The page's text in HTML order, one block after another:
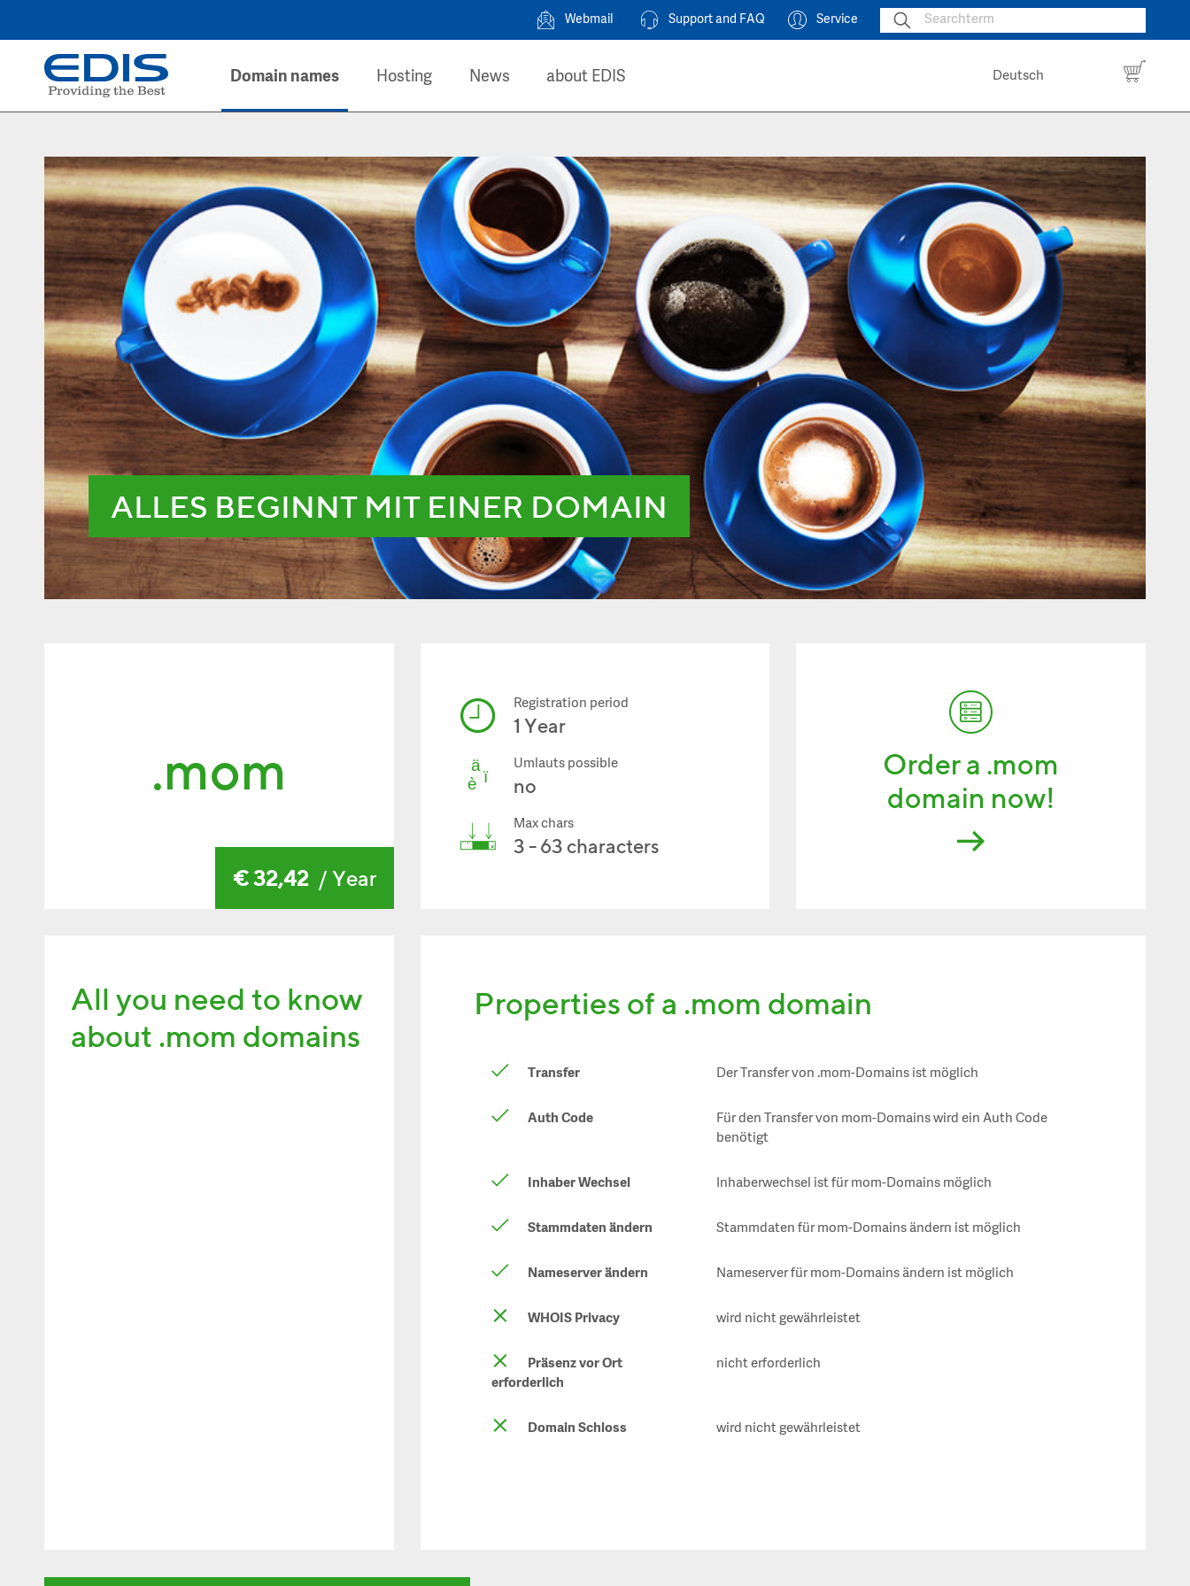
Webmail Support and FAQ Service
Domain names Hosting News about EDIS Deutsch
ALLES BEGINNT MIT EINER DOMAIN
.mom
€ 32,42/ Year
Registration period
1 Year
Umlauts possible
no
Max chars
3 - 63 characters
Order a .mom
domain now!
All you need to know
about .mom domains
Properties of a .mom domain
Transfer Der Transfer von .mom-Domains ist möglich
Auth Code
Für den Transfer von mom-Domains wird ein Auth Code
benötigt
Inhaber Wechsel Inhaberwechsel ist für mom-Domains möglich
Stammdaten ändern Stammdaten für mom-Domains ändern ist möglich
Nameserver ändern Nameserver für mom-Domains ändern ist möglich
WHOIS Privacy wird nicht gewährleistet
Präsenz vor Ort
erforderlich
nicht erforderlich
Domain Schloss wird nicht gewährleistet